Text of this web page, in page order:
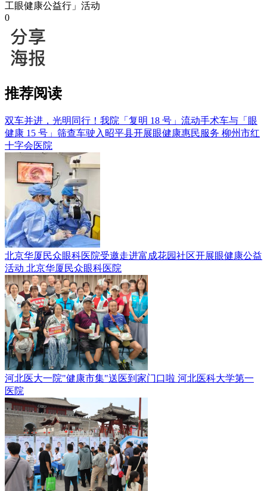
工眼健康公益行」活动
0
推荐阅读
双车并进，光明同行！我院「复明 18 号」流动手术车与「眼
健康 15 号」筛查车驶入昭平县开展眼健康惠民服务 柳州市红
十字会医院
北京华厦民众眼科医院受邀走进富成花园社区开展眼健康公益
活动 北京华厦民众眼科医院
河北医大一院"健康市集"送医到家门口啦 河北医科大学第一
医院